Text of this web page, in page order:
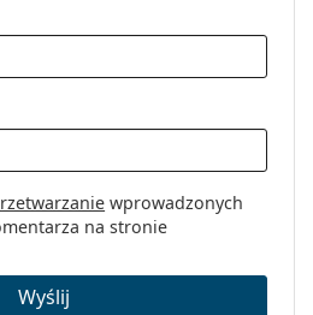
wprowadzonych
na stronie
Wyślij